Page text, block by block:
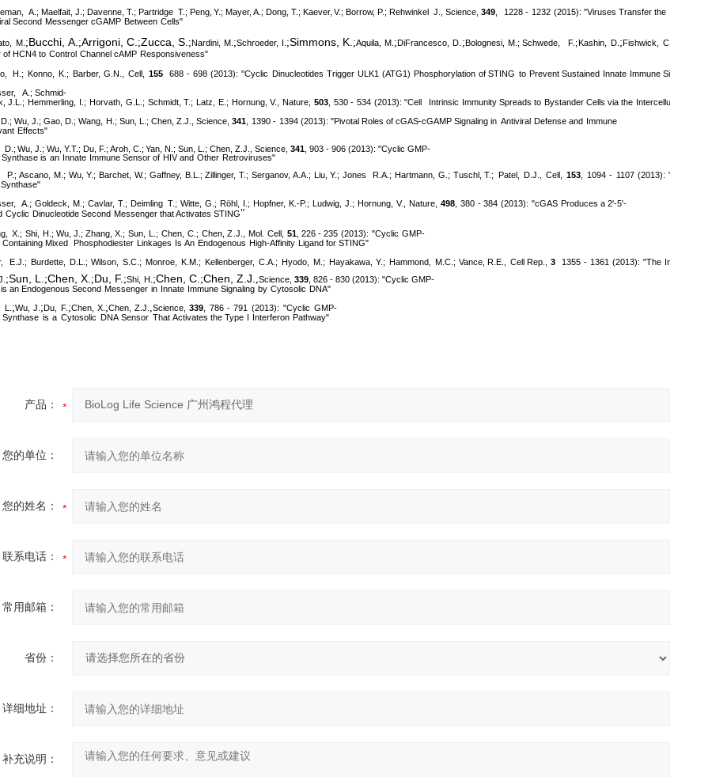
A.; Maelfait, J.; Davenne, T.; Partridge T.; Peng, Y.; Mayer, A.; Dong, T.; Kaever, V.; Borrow, P.; Rehwinkel J., Science 349 1228 - 1232 (2015): "Viruses Transfer the
Second Messenger cGAMP Between Cells"
M. ;Bucchi, A. ;Arrigoni, C. ;Zucca, S. ;Nardini, M. ;Schroeder, I. ;Simmons, K. ;Aquila, M. ;DiFrancesco, D.;Bolognesi, M .; Schwede, F. ;Kashin, D. ;Fishwick, C.W.
of HCN4 to Control Channel cAMP Responsiveness"
H.; Konno, K.; Barber, G.N., Cell 155 688 - 698 (2013): "Cyclic Dinucleotides Trigger ULK1 (ATG1) Phosphorylation of STING to Prevent Sustained Innate Immune Signaling"
A.; Schmid-
J.L.; Hemmerling, I.; Horvath, G.L.; Schmidt, T.; Latz, E.; Hornung, V., Nature 503 530 - 534 (2013): "Cell Intrinsic Immunity Spreads to Bystander Cells via the Intercellular Transfer of
Wu, J.; Gao, D.; Wang, H.; Sun, L.; Chen, Z.J., Science 341 1390 - 1394 (2013): "Pivotal Roles of cGAS-cGAMP Signaling in Antiviral Defense and Immune
Effects"
D.; Wu, J.; Wu, Y.T.; Du, F.; Aroh, C.; Yan, N.; Sun, L.; Chen, Z.J., Science 341 , 903 - 906 (2013): "Cyclic GMP-
Synthase is an Innate Immune Sensor of HIV and Other Retroviruses"
P.; Ascano, M.; Wu, Y.; Barchet, W.; Gaffney, B.L.; Zillinger, T.; Serganov, A.A.; Liu, Y.; Jones R.A.; Hartmann, G.; Tuschl, T.; Patel, D.J., Cell 153 1094 - 1107 (2013): "Cyclic
A.; Goldeck, M.; Cavlar, T.; Deimling T.; Witte, G.; Röhl, I.; Hopfner, K.-P.; Ludwig, J.; Hornung, V., Nature 498 380 - 384 (2013): "cGAS Produces a 2'-5'-
Cyclic Dinucleotide Second Messenger that Activates STING"
X.; Shi, H.; Wu, J.; Zhang, X.; Sun, L.; Chen, C.; Chen, Z .J., Mol. Cell 51 , 226 - 235 (2013): "Cyclic GMP-
Containing Mixed Phosphodiester Linkages Is An Endogenous High-Affinity Ligand for STING"
E.J.; Burdette, D.L.; Wilson, S.C.; Monroe, K.M.; Kellenberger, C.A.; Hyodo, M.; Hayakawa, Y.; Hammond, M.C.; Vance, R.E., Cell Rep. 3 1355 - 1361 (2013): "The Innate
;Sun, L. ;Chen, X. ;Du, F. ;Shi, H. ;Chen, C. ;Chen, Z.J. ,Science 339 , 826 - 830 (2013): "Cyclic GMP-
an Endogenous Second Messenger in Innate Immune Signaling by Cytosolic DNA"
L. ;Wu, J. ;Du, F. ;Chen, X. ;Chen, Z.J. ,Science 339 786 - 791 (2013): "Cyclic GMP-
Synthase is a Cytosolic DNA Sensor That Activates the Type I Interferon Pathway"
产品：
您的单位：
您的姓名：
联系电话：
常用邮箱：
省份：
详细地址：
补充说明：